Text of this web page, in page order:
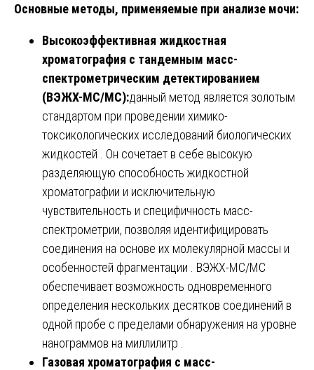
Основные методы, применяемые при анализе мочи:
Высокоэффективная жидкостная
хроматография с тандемным масс-
спектрометрическим детектированием
(ВЭЖХ-МС/МС):данный метод является золотым
стандартом при проведении химико-
токсикологических исследований биологических
жидкостей . Он сочетает в себе высокую
разделяющую способность жидкостной
хроматографии и исключительную
чувствительность и специфичность масс-
спектрометрии, позволяя идентифицировать
соединения на основе их молекулярной массы и
особенностей фрагментации . ВЭЖХ-МС/МС
обеспечивает возможность одновременного
определения нескольких десятков соединений в
одной пробе с пределами обнаружения на уровне
нанограммов на миллилитр .
Газовая хроматография с масс-